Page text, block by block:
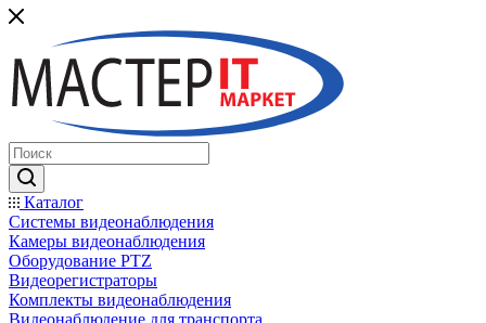
Каталог
Системы видеонаблюдения
Камеры видеонаблюдения
Оборудование PTZ
Видеорегистраторы
Комплекты видеонаблюдения
Видеонаблюдение для транспорта